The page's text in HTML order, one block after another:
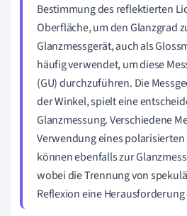
Bestimmung des reflektierten
Oberfläche, um den Glanzgrad
Glanzmessgerät, auch als
häufig verwendet, um diese
(GU) durchzuführen. Die
der Winkel, spielt eine
Glanzmessung. Verschiedene
Verwendung eines polarisierten
können ebenfalls zur
wobei die Trennung von
Reflexion eine